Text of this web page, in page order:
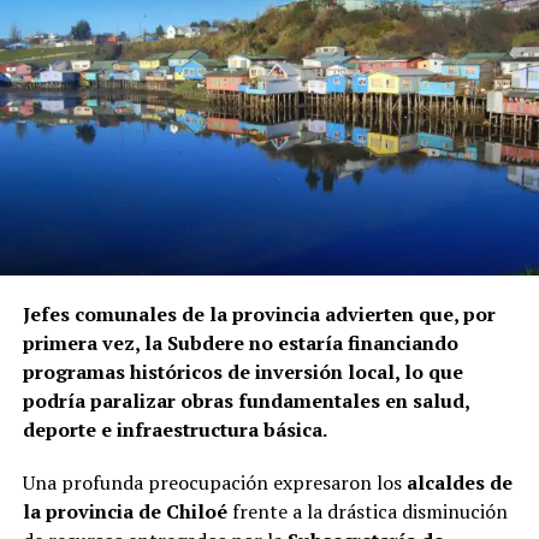
territorio nacional salvo autorización específica.
El informe fue elaborado mediante el cruce de registros
de la Superintendencia de Seguridad Social, Fonasa y el
Servicio Nacional de Migraciones, a requerimiento de la
Contraloría. Hasta el momento, ninguna de las
instituciones mencionadas ha informado si ha iniciado
fiscalizaciones y solicitará antecedentes a cada
organismo involucrado para determinar las
responsabilidades administrativas correspondientes.
Jefes comunales de la provincia advierten que, por
primera vez, la Subdere no estaría financiando
programas históricos de inversión local, lo que
podría paralizar obras fundamentales en salud,
deporte e infraestructura básica.
Una profunda preocupación expresaron los alcaldes de
la provincia de Chiloéfrente a la drástica disminución